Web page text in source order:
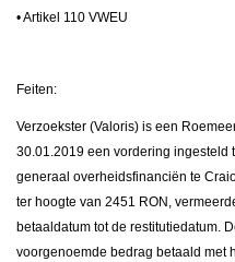
• Artikel 110 VWEU
Feiten:
Verzoekster (Valoris) is een
30.01.2019 een vordering ingesteld
generaal overheidsfinanciën te
ter hoogte van 2451 RON,
betaaldatum tot de restitutiedatum.
voorgenoemde bedrag betaald met